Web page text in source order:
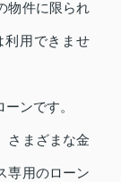
物件に限られ
利用できませ
ンです。
さまざまな金
専用のローン